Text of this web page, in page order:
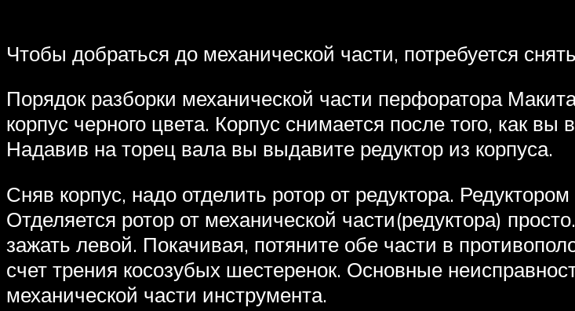
Чтобы добраться до механической части, потребуется
Порядок разборки механической части перфоратора
корпус черного цвета. Корпус снимается после того, как
Надавив на торец вала вы выдавите редуктор из корпуса.
Сняв корпус, надо отделить ротор от редуктора.
Отделяется ротор от механической части(редуктора)
зажать левой. Покачивая, потяните обе части в
счет трения косозубых шестеренок. Основные
механической части инструмента.